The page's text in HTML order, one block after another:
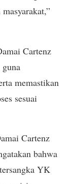
Cartenz
memastikan
sesuai
Cartenz
bahwa
YK